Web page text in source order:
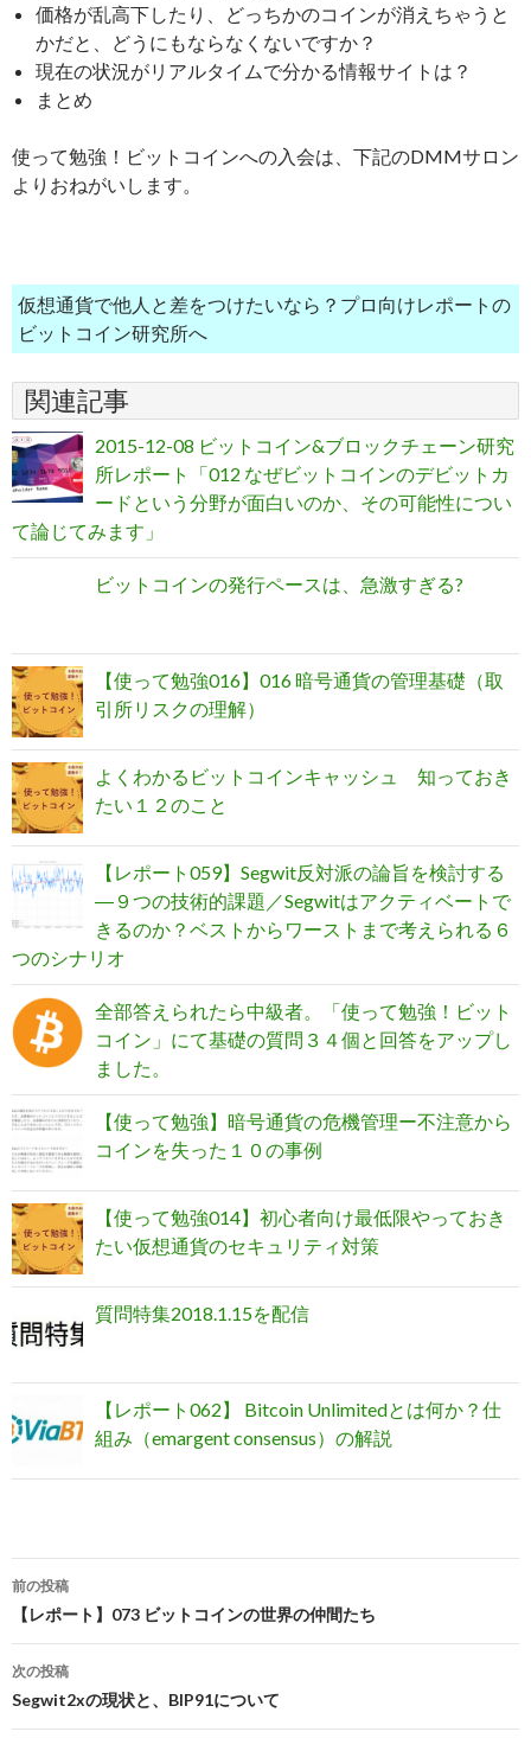
価格が乱高下したり、どっちかのコインが消えちゃうと
かだと、どうにもならなくないですか？
現在の状況がリアルタイムで分かる情報サイトは？
まとめ
使って勉強！ビットコインへの入会は、下記のDMMサロン
よりおねがいします。
仮想通貨で他人と差をつけたいなら？プロ向けレポートの
ビットコイン研究所へ
関連記事
2015-12-08 ビットコイン&ブロックチェーン研究
所レポート「012 なぜビットコインのデビットカ
ードという分野が面白いのか、その可能性につい
て論じてみます」
ビットコインの発行ペースは、急激すぎる?
【使って勉強016】016 暗号通貨の管理基礎（取
引所リスクの理解）
よくわかるビットコインキャッシュ 知っておき
たい１２のこと
【レポート059】Segwit反対派の論旨を検討する
―９つの技術的課題／Segwitはアクティベートで
きるのか？ベストからワーストまで考えられる６
つのシナリオ
全部答えられたら中級者。「使って勉強！ビット
コイン」にて基礎の質問３４個と回答をアップし
ました。
【使って勉強】暗号通貨の危機管理ー不注意から
コインを失った１０の事例
【使って勉強014】初心者向け最低限やっておき
たい仮想通貨のセキュリティ対策
質問特集2018.1.15を配信
【レポート062】 Bitcoin Unlimitedとは何か？仕
組み（emargent consensus）の解説
投
稿
ナ
前の投稿
【レポート】073 ビットコインの世界の仲間たち
次の投稿
Segwit2xの現状と、BIP91について